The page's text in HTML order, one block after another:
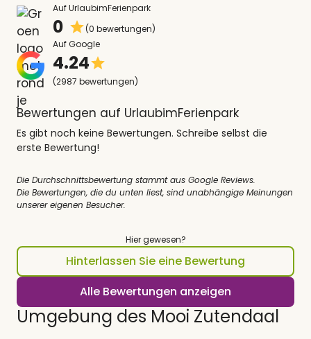
Auf UrlaubimFerienpark
0
(0 bewertungen)
Auf Google
4.24
(2987 bewertungen)
Bewertungen auf UrlaubimFerienpark
Es gibt noch keine Bewertungen. Schreibe selbst die
erste Bewertung!
Die Durchschnittsbewertung stammt aus Google Reviews.
Die Bewertungen, die du unten liest, sind unabhängige Meinungen
unserer eigenen Besucher.
Hier gewesen?
Hinterlassen Sie eine Bewertung
Alle Bewertungen anzeigen
Umgebung des Mooi Zutendaal